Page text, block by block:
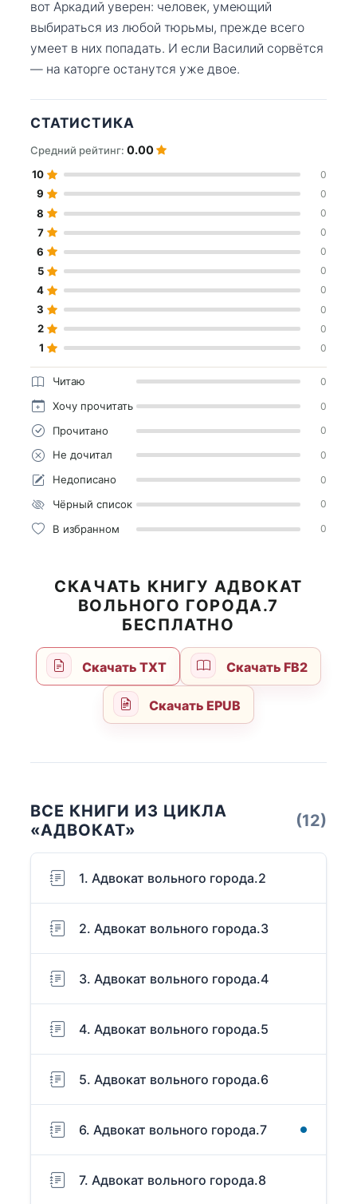
вот Аркадий уверен: человек, умеющий
выбираться из любой тюрьмы, прежде всего
умеет в них попадать. И если Василий сорвётся
— на каторге останутся уже двое.
СТАТИСТИКА
Средний рейтинг: 0.00
10 0
9 0
8 0
7 0
6 0
5 0
4 0
3 0
2 0
1 0
Читаю 0
Хочу прочитать 0
Прочитано 0
Не дочитал 0
Недописано 0
Чёрный список 0
В избранном 0
СКАЧАТЬ КНИГУ АДВОКАТ
ВОЛЬНОГО ГОРОДА.7
БЕСПЛАТНО
Скачать TXT Скачать FB2
Скачать EPUB
ВСЕ КНИГИ ИЗ ЦИКЛА
«АДВОКАТ»
(12)
1. Адвокат вольного города.2
2. Адвокат вольного города.3
3. Адвокат вольного города.4
4. Адвокат вольного города.5
5. Адвокат вольного города.6
6. Адвокат вольного города.7
7. Адвокат вольного города.8